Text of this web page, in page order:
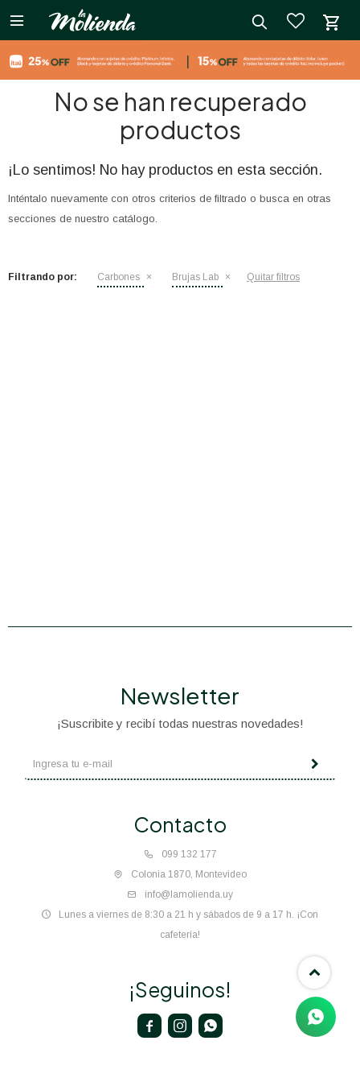

No se han recuperado
productos
¡Lo sentimos! No hay productos en esta sección.
Inténtalo nuevamente con otros criterios de filtrado o busca en otras
secciones de nuestro catálogo.
Filtrando por: Carbones Brujas Lab Quitar filtros
Contacto
099 132 177
Colonia 1870, Montevideo
info@lamolienda.uy
Lunes a viernes de 8:30 a 21 h y sábados de 9 a 17 h. ¡Con
cafetería!
Newsletter
¡Suscribite y recibí todas nuestras novedades!
¡Seguinos!
  